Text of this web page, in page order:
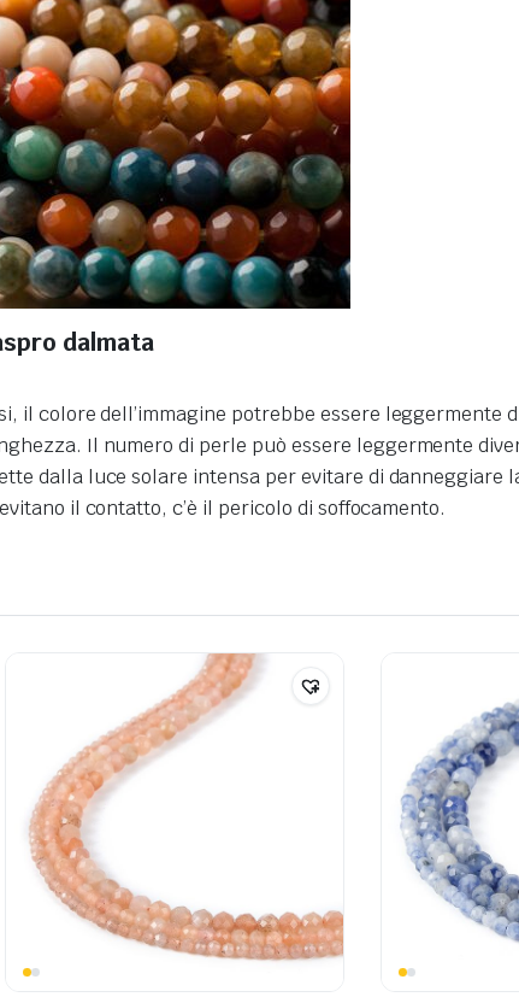
dalmata
il colore dell’immagine potrebbe essere leggermente
Il numero di perle può essere leggermente
dalla luce solare intensa per evitare di danneggiare
il contatto, c’è il pericolo di soffocamento.